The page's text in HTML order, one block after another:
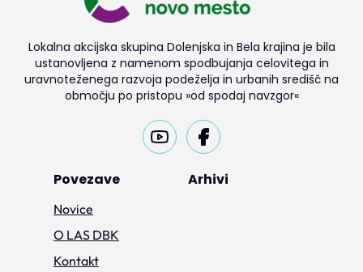
Lokalna akcijska skupina Dolenjska in Bela krajina je bila
ustanovljena z namenom spodbujanja celovitega in
uravnoteženega razvoja podeželja in urbanih središč na
območju po pristopu »od spodaj navzgor«
Povezave
Novice
O LAS DBK
Kontakt
Arhivi